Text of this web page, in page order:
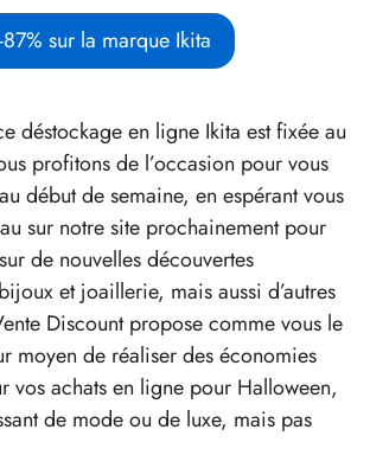
-87% sur la marque Ikita
déstockage en ligne Ikita est fixée au
profitons de l’occasion pour vous
début de semaine, en espérant vous
sur notre site prochainement pour
de nouvelles découvertes
et joaillerie, mais aussi d’autres
Discount propose comme vous le
moyen de réaliser des économies
vos achats en ligne pour Halloween,
de mode ou de luxe, mais pas